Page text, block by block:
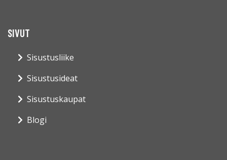
SIVUT
Sisustusliike
Sisustusideat
Sisustuskaupat
Blogi